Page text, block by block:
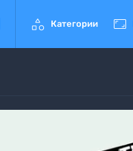
 Категории 